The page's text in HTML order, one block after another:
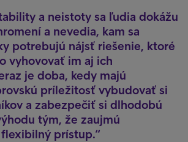
a neistoty sa ľudia dokážu
a nevedia, kam sa
potrebujú nájsť riešenie, ktoré
vyhovovať im aj ich
je doba, kedy majú
príležitosť vybudovať si
a zabezpečiť si dlhodobú
tým, že zaujmú
prístup.